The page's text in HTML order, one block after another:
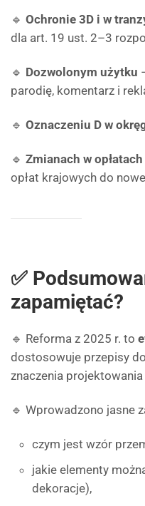
🔹 Ochronie 3D i w
dla art. 19 ust. 2–3
🔹 Dozwolonym użytku
parodię, komentarz i
🔹 Oznaczeniu D w
🔹 Zmianach w opłatach
opłat krajowych do
✅
zapamiętać?
🔹 Reforma z 2025 r. to
dostosowuje przepisy
znaczenia
🔹 Wprowadzono jasne
czym jest wzór
jakie elementy
dekoracje),